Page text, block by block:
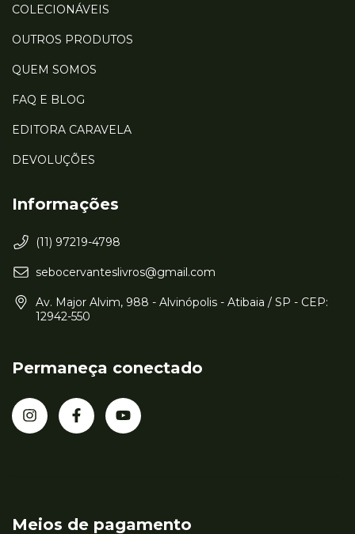
COLECIONÁVEIS
OUTROS PRODUTOS
QUEM SOMOS
FAQ E BLOG
EDITORA CARAVELA
DEVOLUÇÕES
Informações
(11) 97219-4798
sebocervanteslivros@gmail.com
Av. Major Alvim, 988 - Alvinópolis - Atibaia / SP - CEP:
12942-550
Permaneça conectado
Meios de pagamento